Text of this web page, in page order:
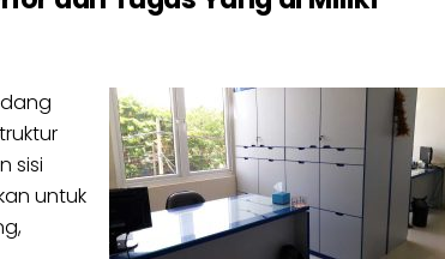
sisi
untuk